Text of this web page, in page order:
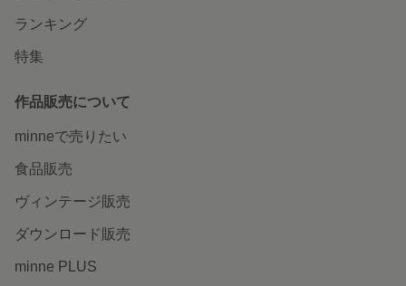
ランキング
特集
作品販売について
minneで売りたい
食品販売
ヴィンテージ販売
ダウンロード販売
minne PLUS